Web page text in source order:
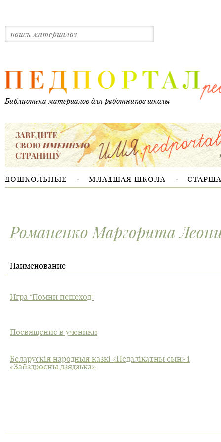
дошкольные младшая школа
Романенко Маргорита
Наименование
Игра "Помни пешеход"
Посвящение в ученики
Беларускія народныя казкі «Недалікатны сын» і
«Зайздросны дзядзька»